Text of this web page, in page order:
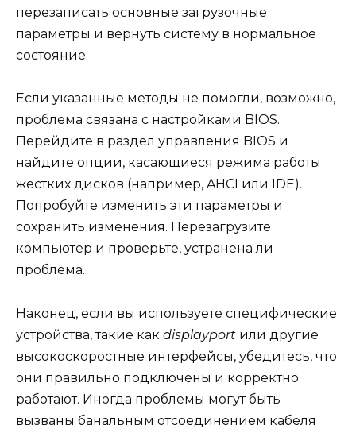
перезаписать основные загрузочные
параметры и вернуть систему в нормальное
состояние.
Если указанные методы не помогли, возможно,
проблема связана с настройками BIOS.
Перейдите в раздел управления BIOS и
найдите опции, касающиеся режима работы
жестких дисков (например, AHCI или IDE).
Попробуйте изменить эти параметры и
сохранить изменения. Перезагрузите
компьютер и проверьте, устранена ли
проблема.
Наконец, если вы используете специфические
устройства, такие как displayport или другие
высокоскоростные интерфейсы, убедитесь, что
они правильно подключены и корректно
работают. Иногда проблемы могут быть
вызваны банальным отсоединением кабеля